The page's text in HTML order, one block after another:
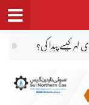
میں ہوگا بچوں کے